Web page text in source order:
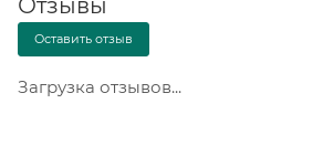
Отзывы
Оставить отзыв
Загрузка отзывов...